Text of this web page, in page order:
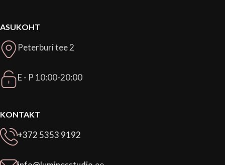
ASUKOHT
Peterburi tee 2
E - P 10:00-20:00
KONTAKT
+372 5353 9192